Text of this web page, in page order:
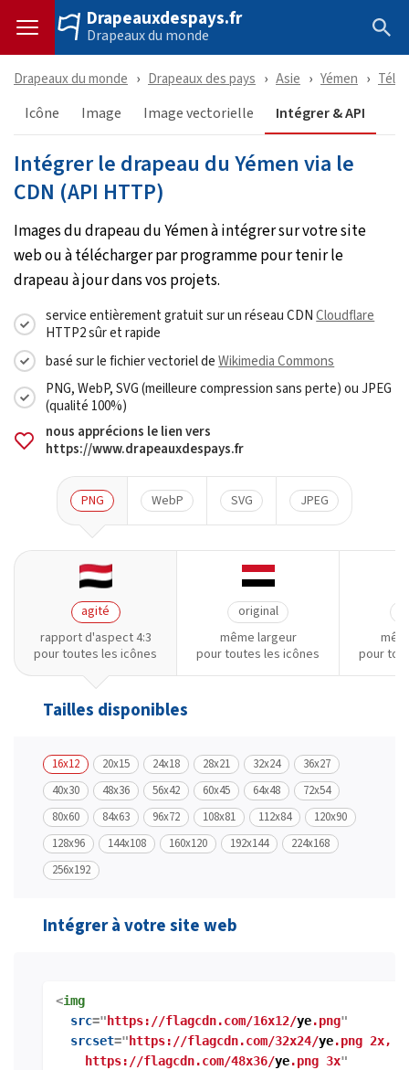
Drapeauxdespays.fr
Drapeaux du monde
Drapeaux du monde Drapeaux des pays Asie Yémen
Icône Image Image vectorielle Intégrer & API
Intégrer le drapeau du Yémen via le
CDN (API HTTP)
Images du drapeau du Yémen à intégrer sur votre site
web ou à télécharger par programme pour tenir le
drapeau à jour dans vos projets.
service entièrement gratuit sur un réseau CDNCloudflare
HTTP2 sûr et rapide
basé sur le fichier vectoriel deWikimedia Commons
PNG, WebP, SVG (meilleure compression sans perte) ou JPEG
(qualité 100%)
nous apprécions le lien vers
https://www.drapeauxdespays.fr
PNG WebP SVG JPEG
agité
rapport d'aspect 4:3
pour toutes les icônes
original
même largeur
pour toutes les icônes
pour
Tailles disponibles
16x12 20x15 24x18 28x21 32x24
36x27
40x30
48x36 56x42 60x45 64x48
72x54
80x60
84x63 96x72 108x81 112x84
120x90
128x96
144x108 160x120 192x144
224x168
256x192
Intégrer à votre site web
<img
src=" https://flagcdn.com/16x12/ye.png"
srcset=" https://flagcdn.com/32x24/ye.png 2x,
https://flagcdn.com/48x36/ye.png 3x"